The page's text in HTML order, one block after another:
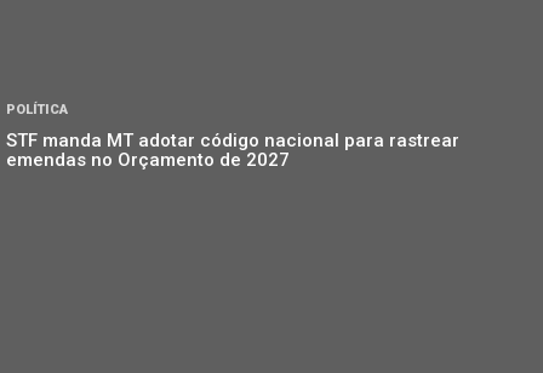
POLÍTICA
STF manda MT adotar código nacional para rastrear
emendas no Orçamento de 2027